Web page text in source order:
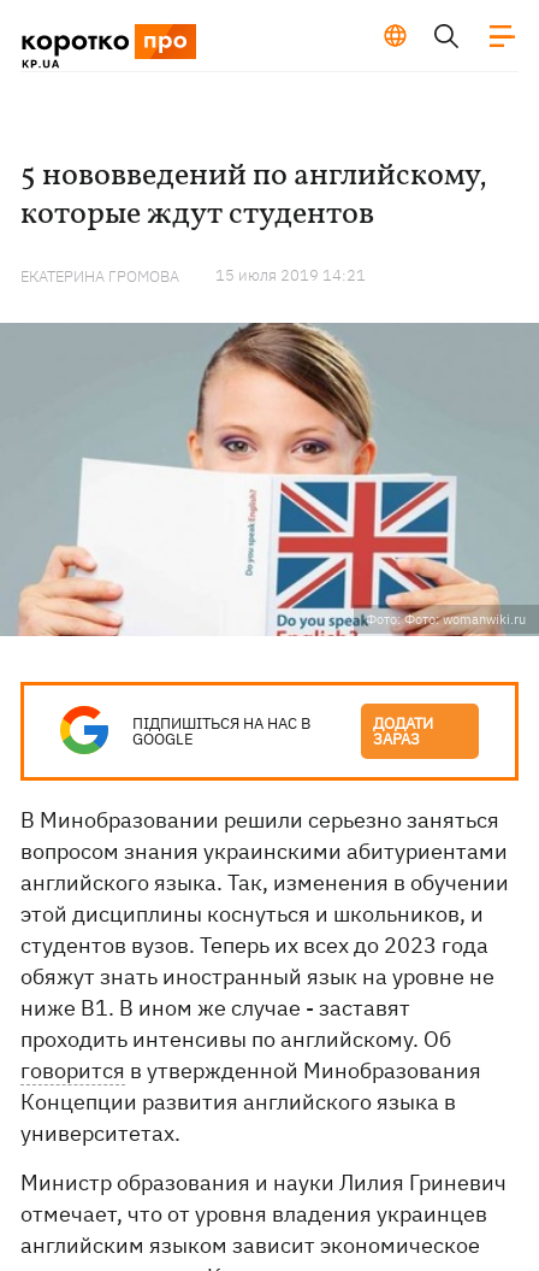
5 нововведений по английскому,
которые ждут студентов
ЕКАТЕРИНА ГРОМОВА 15 июля 2019 14:21
Фото: Фото: womanwiki.ru
ПІДПИШІТЬСЯ НА НАС В
GOOGLE
ДОДАТИ
ЗАРАЗ
В Минобразовании решили серьезно заняться
вопросом знания украинскими абитуриентами
английского языка. Так, изменения в обучении
этой дисциплины коснуться и школьников, и
студентов вузов. Теперь их всех до 2023 года
обяжут знать иностранный язык на уровне не
ниже В1. В ином же случае - заставят
проходить интенсивы по английскому. Об
говорится в утвержденной Минобразования
Концепции развития английского языка в
университетах.
Министр образования и науки Лилия Гриневич
отмечает, что от уровня владения украинцев
английским языком зависит экономическое